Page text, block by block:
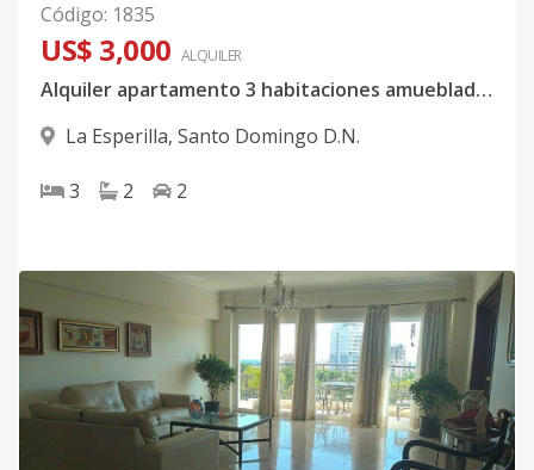
Código: 1835
US$ 3,000 ALQUILER
Alquiler apartamento 3 habitaciones amueblado en La Esperilla
La Esperilla, Santo Domingo D.N.
3 2 2